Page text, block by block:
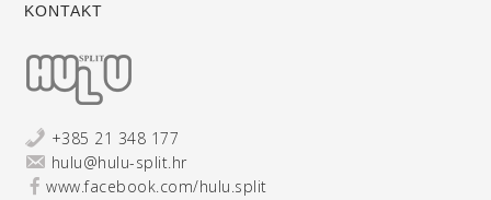
KONTAKT
+385 21 348 177
hulu@hulu-split.hr
www.facebook.com/hulu.split